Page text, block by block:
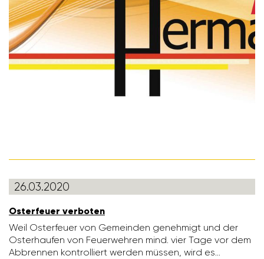
26.03.2020
Oster­feuer verboten
Weil Oster­feuer von Gemeinden geneh­migt und der
Oster­haufen von Feuer­wehren mind. vier Tage vor dem
Abbrennen kontrol­liert werden müssen, wird es…